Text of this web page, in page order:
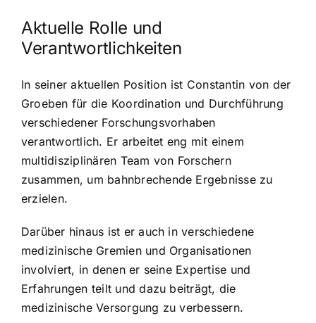
Aktuelle Rolle und
Verantwortlichkeiten
In seiner aktuellen Position ist Constantin von der
Groeben für die Koordination und Durchführung
verschiedener Forschungsvorhaben
verantwortlich. Er arbeitet eng mit einem
multidisziplinären Team von Forschern
zusammen, um bahnbrechende Ergebnisse zu
erzielen.
Darüber hinaus ist er auch in verschiedene
medizinische Gremien und Organisationen
involviert, in denen er seine Expertise und
Erfahrungen teilt und dazu beiträgt, die
medizinische Versorgung zu verbessern.